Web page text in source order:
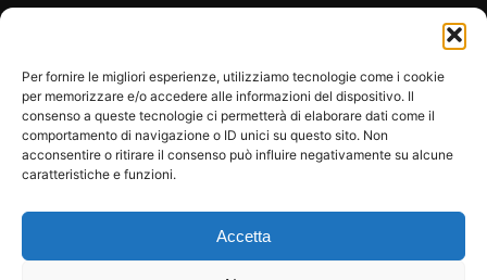
Per fornire le migliori esperienze, utilizziamo tecnologie come i cookie
per memorizzare e/o accedere alle informazioni del dispositivo. Il
consenso a queste tecnologie ci permetterà di elaborare dati come il
comportamento di navigazione o ID unici su questo sito. Non
acconsentire o ritirare il consenso può influire negativamente su alcune
caratteristiche e funzioni.
Accetta
Privacy Policy
Condizioni di vendita